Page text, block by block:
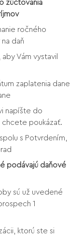
zúčtovania
ročného
daň
Vám vystavil
zaplatenia dane
napíšte do
chcete poukázať.
s Potvrdením,
podávajú daňové
sú už uvedené
1
ktorú ste si